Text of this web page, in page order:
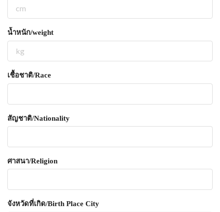
น้ำหนัก/weight
เชื้อชาติ/Race
สัญชาติ/Nationality
ศาสนา/Religion
จังหวัดที่เกิด/Birth Place City